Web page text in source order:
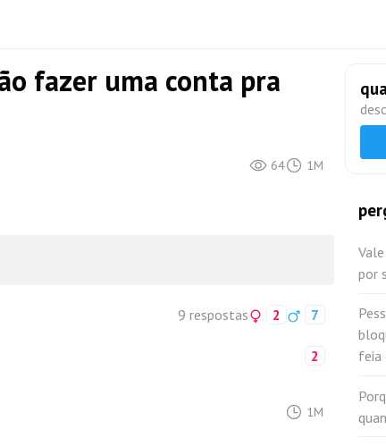
fazer uma conta pra
64 1M
9 respostas 2 7
2
1M
por
feia